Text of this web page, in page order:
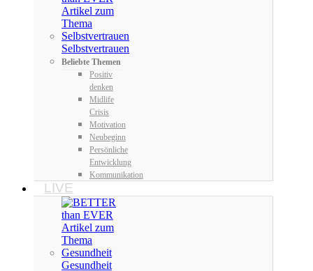
Selbstvertrauen
Beliebte Themen
Positiv
denken
Midlife
Crisis
Motivation
Neubeginn
Persönliche
Entwicklung
Kommunikation
LIVE
Gesundheit